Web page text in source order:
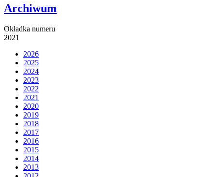
Archiwum
Okładka numeru
2021
2026
2025
2024
2023
2022
2021
2020
2019
2018
2017
2016
2015
2014
2013